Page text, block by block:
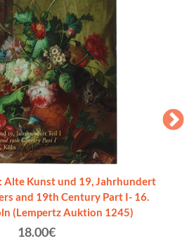
Alte Kunst und 19, Jahrhundert
and 19th Century Part I- 16.
(Lempertz Auktion 1245)
18.00€